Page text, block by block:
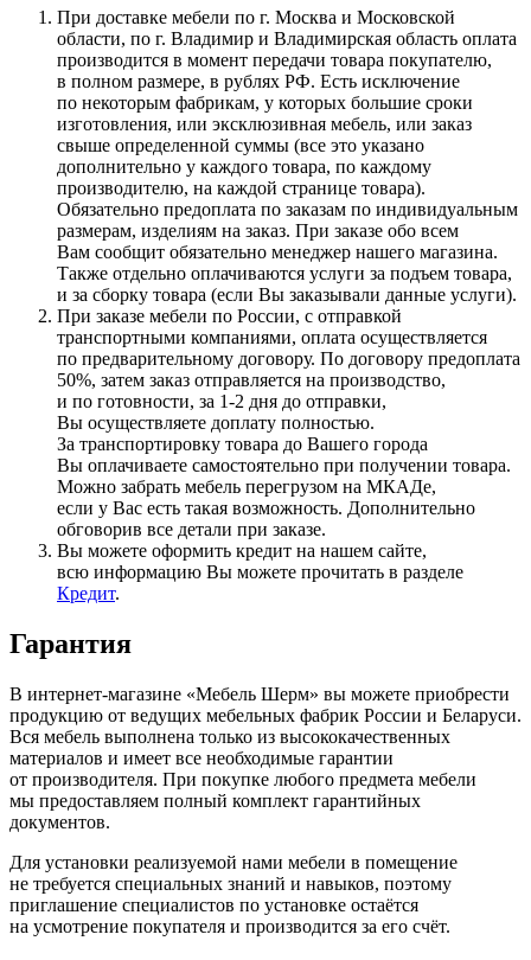
При доставке мебели по г. Москва и Московской
области, по г. Владимир и Владимирская область оплата
производится в момент передачи товара покупателю,
в полном размере, в рублях РФ. Есть исключение
по некоторым фабрикам, у которых большие сроки
изготовления, или эксклюзивная мебель, или заказ
свыше определенной суммы (все это указано
дополнительно у каждого товара, по каждому
производителю, на каждой странице товара).
Обязательно предоплата по заказам по индивидуальным
размерам, изделиям на заказ. При заказе обо всем
Вам сообщит обязательно менеджер нашего магазина.
Также отдельно оплачиваются услуги за подъем товара,
и за сборку товара (если Вы заказывали данные услуги).
При заказе мебели по России, с отправкой
транспортными компаниями, оплата осуществляется
по предварительному договору. По договору предоплата
50%, затем заказ отправляется на производство,
и по готовности, за 1-2 дня до отправки,
Вы осуществляете доплату полностью.
За транспортировку товара до Вашего города
Вы оплачиваете самостоятельно при получении товара.
Можно забрать мебель перегрузом на МКАДе,
если у Вас есть такая возможность. Дополнительно
обговорив все детали при заказе.
Вы можете оформить кредит на нашем сайте,
всю информацию Вы можете прочитать в разделе
Кредит.
Гарантия
В интернет-магазине «Мебель Шерм» вы можете приобрести
продукцию от ведущих мебельных фабрик России и Беларуси.
Вся мебель выполнена только из высококачественных
материалов и имеет все необходимые гарантии
от производителя. При покупке любого предмета мебели
мы предоставляем полный комплект гарантийных
документов.
Для установки реализуемой нами мебели в помещение
не требуется специальных знаний и навыков, поэтому
приглашение специалистов по установке остаётся
на усмотрение покупателя и производится за его счёт.